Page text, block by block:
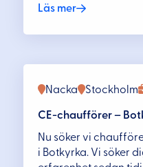
Läs mer
Nacka Stockholm
CE-chaufförer –
Nu söker vi
i Botkyrka. Vi söker